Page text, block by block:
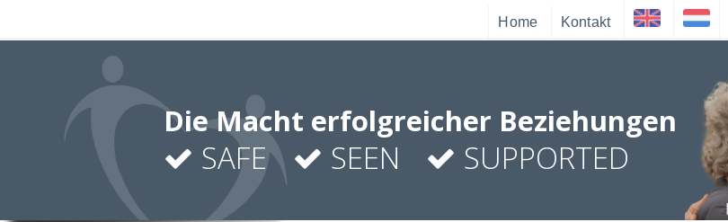
Home Kontakt
Die Macht erfolgreicher Beziehungen
SAFE SEEN SUPPORTED